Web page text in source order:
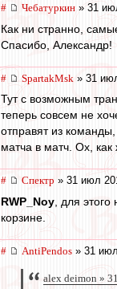
# Чебатуркин » 31
Как ни странно,
Спасибо, Александр!
# SpartakMsk » 31
Тут с возможным
теперь совсем не
отправят из
матча в матч. Ох, как
# Спектр » 31 июл
RWP_Noy , для
корзине.
# AntiPendos » 31
alex deimon »